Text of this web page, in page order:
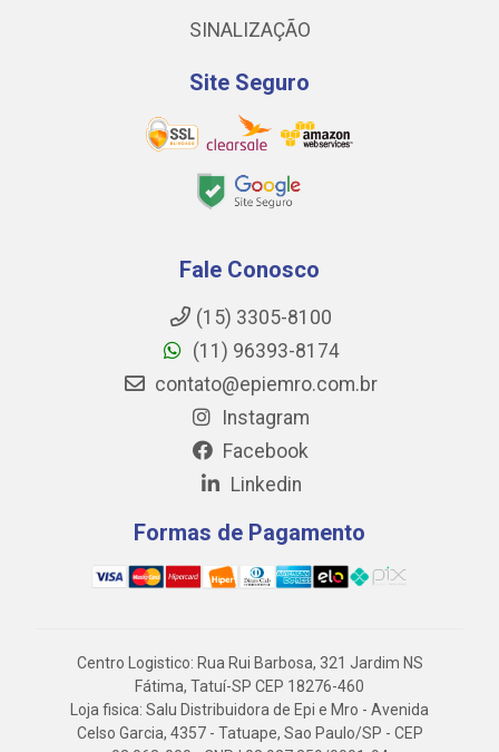
SINALIZAÇÃO
Site Seguro
Fale Conosco
(15) 3305-8100
(11) 96393-8174
contato@epiemro.com.br
Instagram
Facebook
Linkedin
Formas de Pagamento
Centro Logistico: Rua Rui Barbosa, 321 Jardim NS
Fátima, Tatuí-SP CEP 18276-460
Loja fisica: Salu Distribuidora de Epi e Mro - Avenida
Celso Garcia, 4357 - Tatuape, Sao Paulo/SP - CEP